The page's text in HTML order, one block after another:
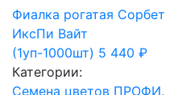
Фиалка рогатая Сорбет
ИксПи Вайт
(1уп-1000шт) 5 440 ₽
Категории:
Cемена цветов ПРОФИ,